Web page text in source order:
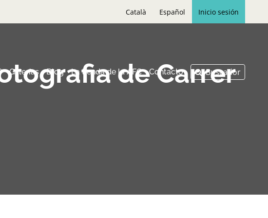
Català Español Inicio sesión
Galerías Blog La tienda de la AFC Contacto
de Carrer